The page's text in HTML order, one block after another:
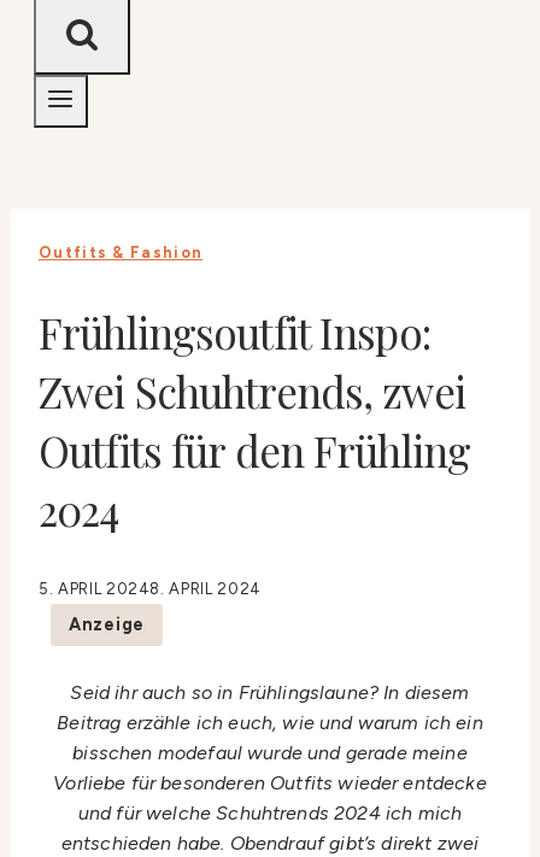
Outfits & Fashion
Frühlingsoutfit Inspo:
Zwei Schuhtrends, zwei
Outfits für den Frühling
2024
5. APRIL 20248. APRIL 2024
Anzeige
Seid ihr auch so in Frühlingslaune? In diesem
Beitrag erzähle ich euch, wie und warum ich ein
bisschen modefaul wurde und gerade meine
Vorliebe für besonderen Outfits wieder entdecke
und für welche Schuhtrends 2024 ich mich
entschieden habe. Obendrauf gibt’s direkt zwei